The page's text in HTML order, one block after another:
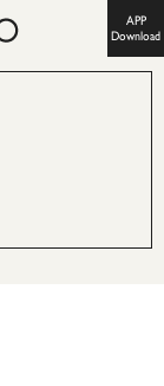
APP
Download